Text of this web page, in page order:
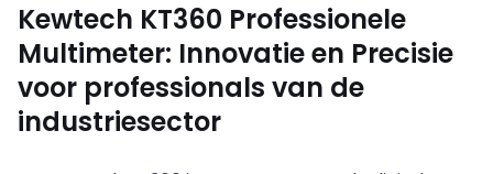
Kewtech KT360 Professionele
Multimeter: Innovatie en Precisie
voor professionals van de
industriesector